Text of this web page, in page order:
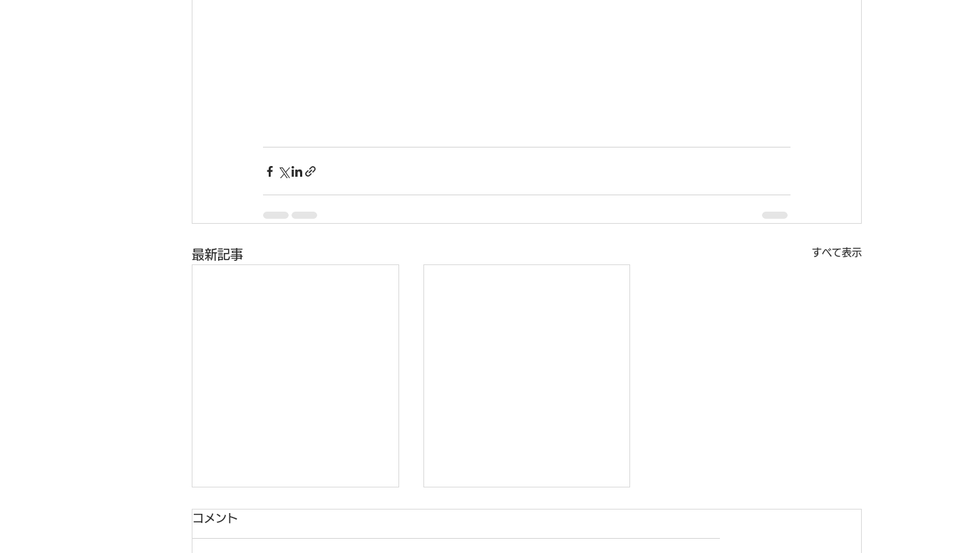
最新記事 すべて表示
コメント